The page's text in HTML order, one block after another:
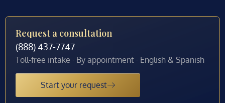
Request a consultation
(888) 437-7747
Toll-free intake · By appointment · English & Spanish
Start your request